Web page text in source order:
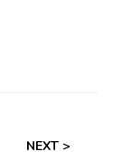
NEXT >